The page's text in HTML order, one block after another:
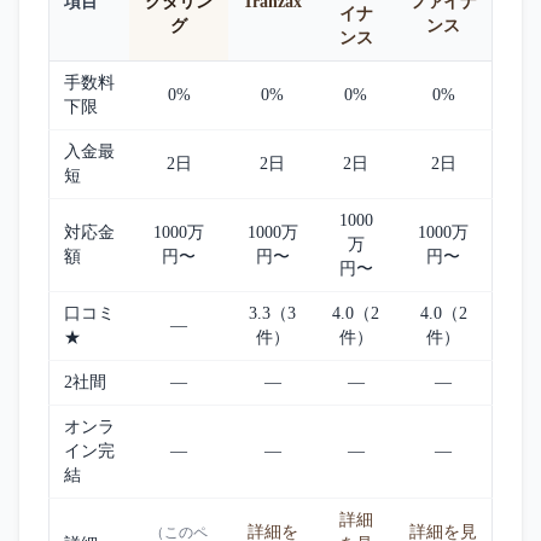
グ
イナ
ンス
ンス
手数料
下限
0% 0% 0% 0%
入金最
短
2日 2日 2日 2日
対応金
額
1000万
円〜
1000万
円〜
1000
万
円〜
1000万
円〜
口コミ
★
—
3.3（3
件）
4.0（2
件）
4.0（2
件）
2社間 — — — —
オンラ
イン完
結
— — — —
（このペ 詳細を
詳細
詳細を見